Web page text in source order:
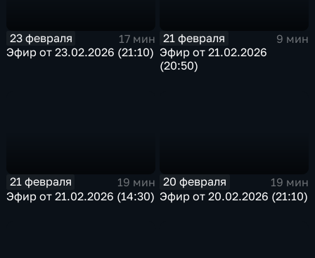
23 февраля
17 мин
Эфир от 23.02.2026 (21:10)
21 февраля
9 мин
Эфир от 21.02.2026
(20:50)
21 февраля
19 мин
Эфир от 21.02.2026 (14:30)
20 февраля
19 мин
Эфир от 20.02.2026 (21:10)